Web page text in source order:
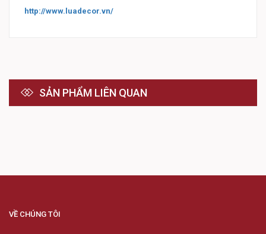
http://www.luadecor.vn/
SẢN PHẨM LIÊN QUAN
VỀ CHÚNG TÔI